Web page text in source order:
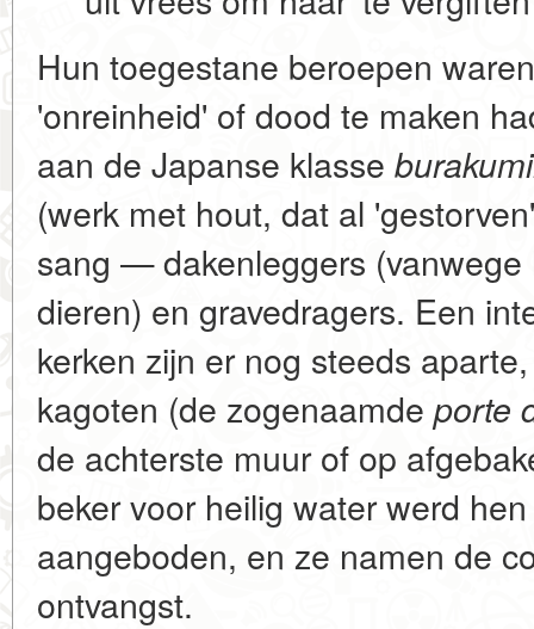
Hun toegestane beroepen
'onreinheid' of dood te maken
aan de Japanse klasse
(werk met hout, dat al
sang — dakenleggers
dieren) en gravedragers. Een
kerken zijn er nog steeds
kagoten (de zogenaamde porte
de achterste muur of op
beker voor heilig water werd
aangeboden, en ze namen de
ontvangst.